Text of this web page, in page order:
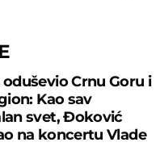
Crnu Goru i
Kao sav
svet, Đoković
na koncertu Vlade